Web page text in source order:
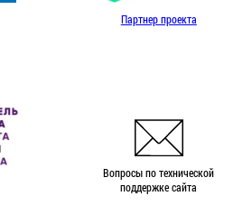
Партнер проекта
Вопросы по технической
поддержке сайта